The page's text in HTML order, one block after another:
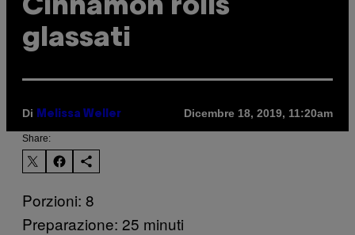
Cinnamon rolls
glassati
Di Melissa Weller Dicembre 18, 2019, 11:20am
Share:
Porzioni: 8
Preparazione: 25 minuti